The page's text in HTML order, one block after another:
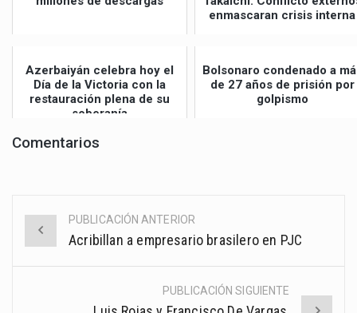
enmascaran crisis interna
Azerbaiyán celebra hoy el
Día de la Victoria con la
restauración plena de su
soberanía
Bolsonaro condenado a
de 27 años de prisión por
golpismo
Comentarios
Post
PUBLICACIÓN ANTERIOR
Acribillan a empresario brasilero en PJC
PUBLICACIÓN SIGUIENTE